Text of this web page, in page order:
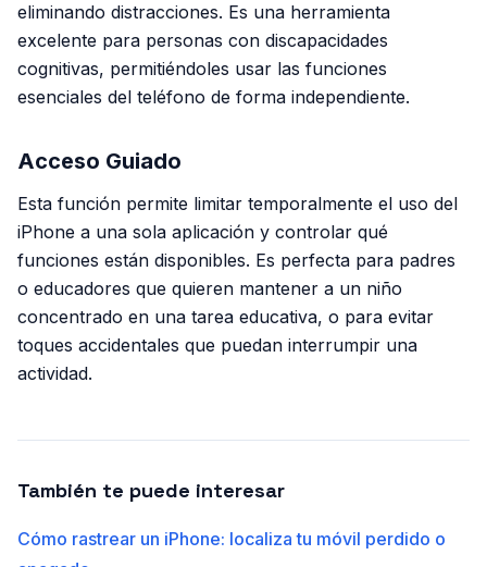
eliminando distracciones. Es una herramienta
excelente para personas con discapacidades
cognitivas, permitiéndoles usar las funciones
esenciales del teléfono de forma independiente.
Acceso Guiado
Esta función permite limitar temporalmente el uso del
iPhone a una sola aplicación y controlar qué
funciones están disponibles. Es perfecta para padres
o educadores que quieren mantener a un niño
concentrado en una tarea educativa, o para evitar
toques accidentales que puedan interrumpir una
actividad.
También te puede interesar
Cómo rastrear un iPhone: localiza tu móvil perdido o